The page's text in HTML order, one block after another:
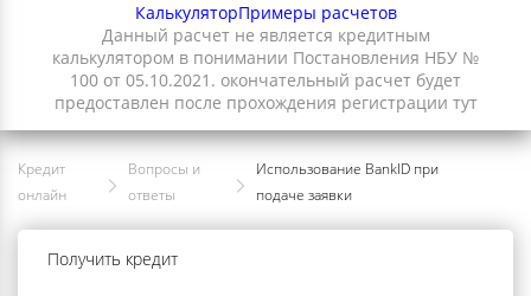
КалькуляторПримеры расчетов
Данный расчет не является кредитным
калькулятором в понимании Постановления НБУ №
100 от 05.10.2021. окончательный расчет будет
предоставлен после прохождения регистрации тут
Кредит
онлайн
Вопросы и
ответы
Использование BankID при
подаче заявки
Получить кредит